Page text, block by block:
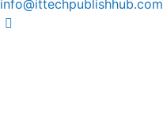
info@ittechpublishhub.com